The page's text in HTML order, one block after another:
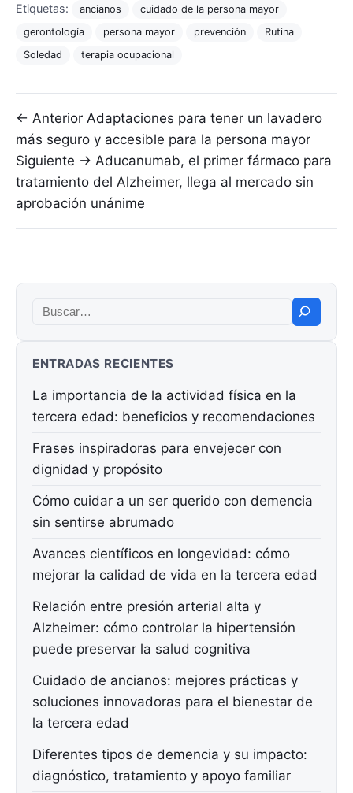
Etiquetas: ancianos
cuidado de la persona mayor
gerontología
persona mayor prevención
Rutina
Soledad
terapia ocupacional
Navegación de entradas
← Anterior Adaptaciones para tener un lavadero
más seguro y accesible para la persona mayor
Siguiente → Aducanumab, el primer fármaco para
tratamiento del Alzheimer, llega al mercado sin
aprobación unánime
Buscar:
ENTRADAS RECIENTES
La importancia de la actividad física en la
tercera edad: beneficios y recomendaciones
Frases inspiradoras para envejecer con
dignidad y propósito
Cómo cuidar a un ser querido con demencia
sin sentirse abrumado
Avances científicos en longevidad: cómo
mejorar la calidad de vida en la tercera edad
Relación entre presión arterial alta y
Alzheimer: cómo controlar la hipertensión
puede preservar la salud cognitiva
Cuidado de ancianos: mejores prácticas y
soluciones innovadoras para el bienestar de
la tercera edad
Diferentes tipos de demencia y su impacto:
diagnóstico, tratamiento y apoyo familiar